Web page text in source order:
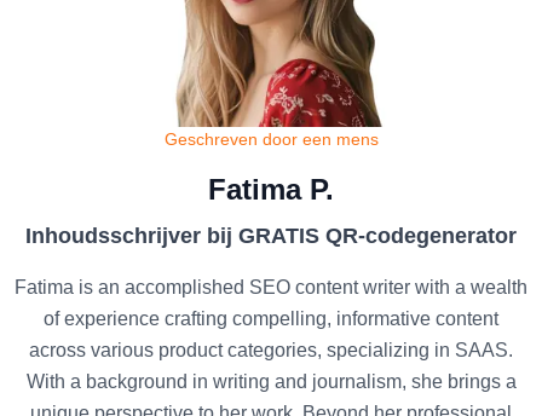
Geschreven door een mens
Fatima P.
Inhoudsschrijver bij GRATIS QR-codegenerator
Fatima is an accomplished SEO content writer with a wealth
of experience crafting compelling, informative content
across various product categories, specializing in SAAS.
With a background in writing and journalism, she brings a